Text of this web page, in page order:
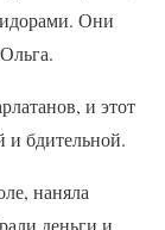
Они
и этот
и бдительной.
наняла
деньги и